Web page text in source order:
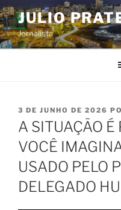
Pular
para
o
conteúdo
JULIO
Jornalista
PUBLICADO
EM
3 DE JUNHO DE 2026
A SITUAÇÃO É
VOCÊ
USADO PELO
DELEGADO